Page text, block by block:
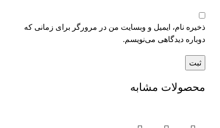
ذخیره نام، ایمیل و وبسایت من در مرورگر برای زمانی که
دوباره دیدگاهی می‌نویسم.
محصولات مشابه